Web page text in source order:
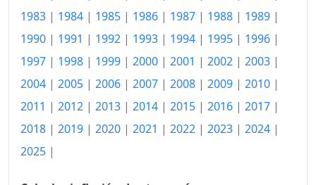
2008
991.67
2009
983.39
2010
997.18
2012
1,062.27
2013
1983 | 1984 | 1985 | 1986 | 1987 | 1988 | 1989 |
1990 | 1991 | 1992 | 1993 | 1994 | 1995 | 1996 |
1997 | 1998 | 1999 | 2000 | 2001 | 2002 | 2003 |
2004 | 2005 | 2006 | 2007 | 2008 | 2009 | 2010 |
2011 | 2012 | 2013 | 2014 | 2015 | 2016 | 2017 |
2018 | 2019 | 2020 | 2021 | 2022 | 2023 | 2024 |
2025 |